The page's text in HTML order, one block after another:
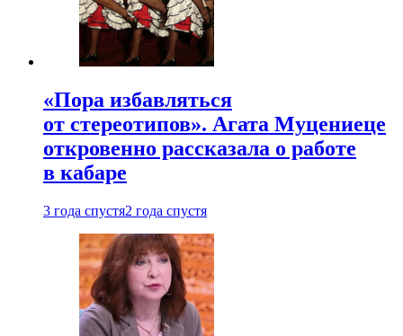
«Пора избавляться
от стереотипов». Агата Муцениеце
откровенно рассказала о работе
в кабаре
3 года спустя2 года спустя